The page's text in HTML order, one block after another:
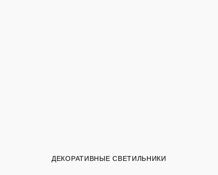
ДЕКОРАТИВНЫЕ СВЕТИЛЬНИКИ